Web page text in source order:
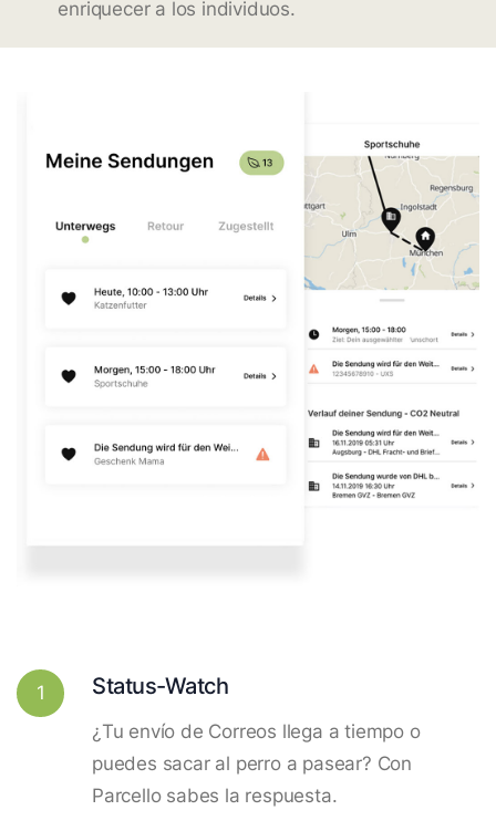
enriquecer a los individuos.
1 Status-Watch
¿Tu envío de Correos llega a tiempo o
puedes sacar al perro a pasear? Con
Parcello sabes la respuesta.